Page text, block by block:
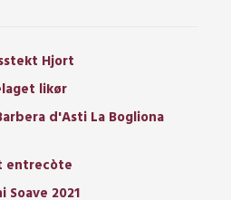
Hjort
likør
d'Asti La Bogliona
entrecòte
Soave 2021